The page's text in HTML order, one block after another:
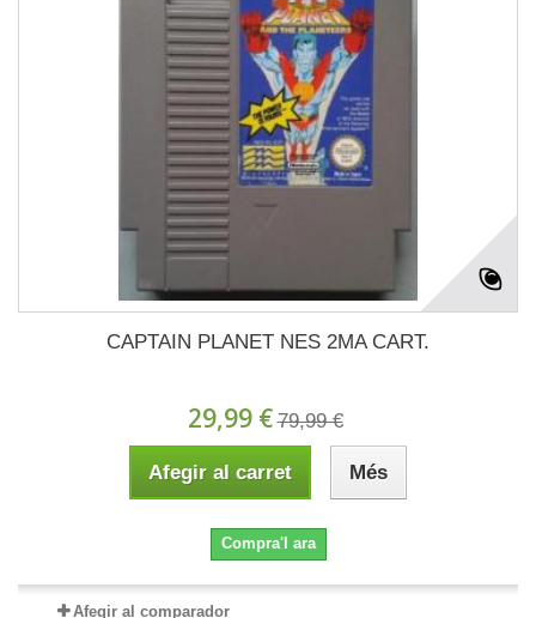
CAPTAIN PLANET NES 2MA CART.
29,99 € 79,99 €
Afegir al carret Més
Compra'l ara
Afegir al comparador